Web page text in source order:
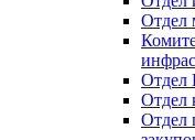
Отдел
Отдел
Отдел
Отдел